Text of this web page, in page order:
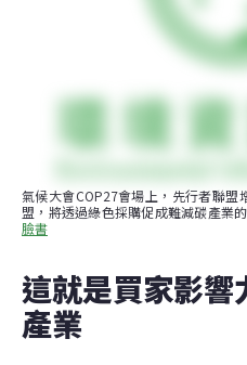
氣候大會COP27會場上，先行者聯
盟，將透過綠色採購促成難減碳產業
臉書
這就是買家影響
產業